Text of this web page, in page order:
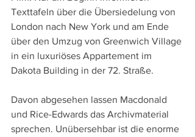
Texttafeln über die Übersiedelung von
London nach New York und am Ende
über den Umzug von Greenwich Village
in ein luxuriöses Appartement im
Dakota Building in der 72. Straße.
Davon abgesehen lassen Macdonald
und Rice-Edwards das Archivmaterial
sprechen. Unübersehbar ist die enorme